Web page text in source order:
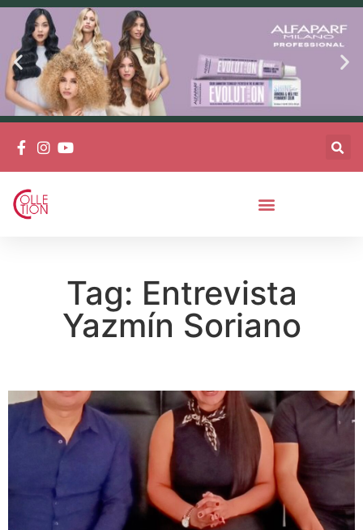
Tag: Entrevista
Yazmín Soriano